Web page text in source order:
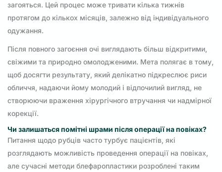
загояться. Цей процес може тривати кілька тижнів
протягом до кількох місяців, залежно від індивідуального
одужання.
Після повного загоєння очі виглядають більш відкритими,
свіжими та природно омолодженими. Мета полягає в тому,
щоб досягти результату, який делікатно підкреслює риси
обличчя, надаючи йому молодий і відпочилий вигляд, не
створюючи враження хірургічного втручання чи надмірної
корекції.
Чи залишаться помітні шрами після операції на повіках?
Питання щодо рубців часто турбує пацієнтів, які
розглядають можливість проведення операції на повіках,
але сучасні методи блефаропластики розроблені таким